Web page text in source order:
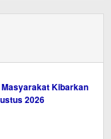
Kibarkan
2026